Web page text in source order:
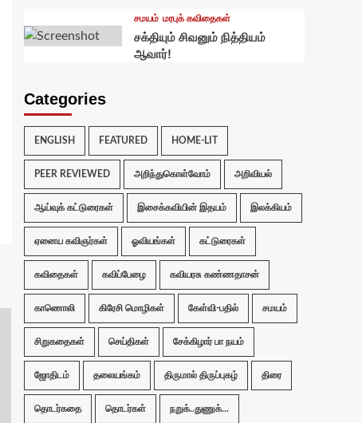
சமயம் மரபுக் கவிதைகள்
சக்தியும் சிவனும் நித்தியம்
ஆவார்!
Categories
ENGLISH FEATURED HOME-LIT
PEER REVIEWED அறிந்துகொள்வோம் அறிவியல்
ஆய்வுக் கட்டுரைகள் இசைக்கவியின் இதயம் இலக்கியம்
ஏனைய கவிஞர்கள் ஓவியங்கள் கட்டுரைகள்
கவிதைகள் கவிப்பேழை கவியரசு கண்ணதாசன்
காணொலி கிரேசி மொழிகள் கேள்வி-பதில் சமயம்
சிறுகதைகள் செய்திகள் சேக்கிழார் பா நயம்
ஜோதிடம் தலையங்கம் திருமால் திருப்புகழ் திரை
தொடர்கதை தொடர்கள் நறுக்..துணுக்...